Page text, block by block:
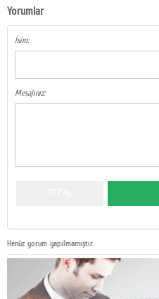
Yorumlar
İsim:
Mesajınız:
Henüz yorum yapılmamıştır.